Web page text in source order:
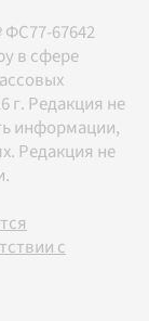
67642
в сфере
г. Редакция не
информации,
Редакция не
с